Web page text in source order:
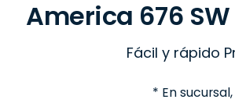
America 676
Fácil y rápido
* En